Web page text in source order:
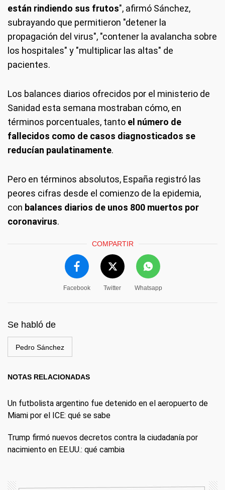
están rindiendo sus frutos", afirmó Sánchez,
subrayando que permitieron "detener la
propagación del virus", "contener la avalancha sobre
los hospitales" y "multiplicar las altas" de
pacientes.
Los balances diarios ofrecidos por el ministerio de
Sanidad esta semana mostraban cómo, en
términos porcentuales, tanto el número de
fallecidos como de casos diagnosticados se
reducían paulatinamente.
Pero en términos absolutos, España registró las
peores cifras desde el comienzo de la epidemia,
con balances diarios de unos 800 muertos por
coronavirus.
COMPARTIR
Facebook Twitter Whatsapp
Se habló de
Pedro Sánchez
NOTAS RELACIONADAS
Un futbolista argentino fue detenido en el aeropuerto de
Miami por el ICE: qué se sabe
Trump firmó nuevos decretos contra la ciudadanía por
nacimiento en EE.UU.: qué cambia